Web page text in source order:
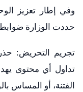
​وفي إطار تعزيز
حددت الوزارة
​تجريم التحريض:
تداول أي محتوى
الفتنة، أو المساس